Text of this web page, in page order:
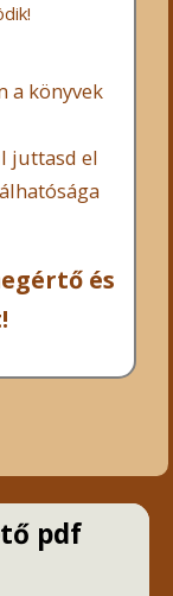
a könyvek
juttasd el
és
pdf